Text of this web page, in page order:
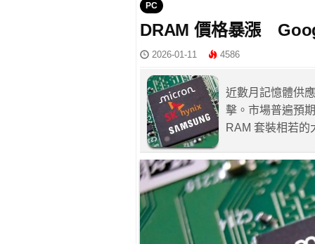
PC
DRAM 價格暴漲
2026-01-11 4586
近數月記憶體供
擊。市場普遍預
RAM 套裝相若的